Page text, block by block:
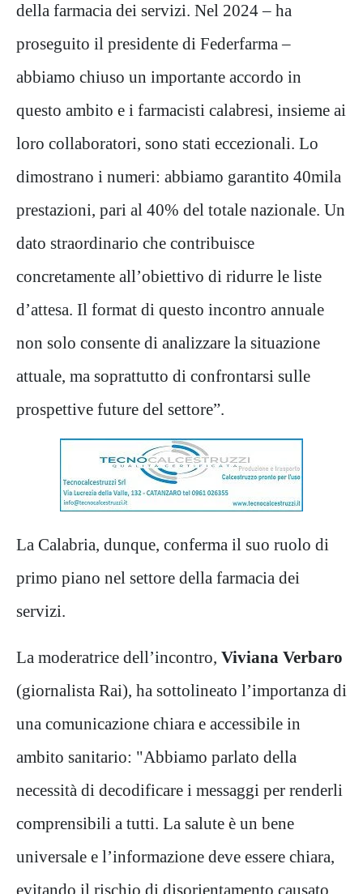
della farmacia dei servizi. Nel 2024 – ha
proseguito il presidente di Federfarma –
abbiamo chiuso un importante accordo in
questo ambito e i farmacisti calabresi, insieme ai
loro collaboratori, sono stati eccezionali. Lo
dimostrano i numeri: abbiamo garantito 40mila
prestazioni, pari al 40% del totale nazionale. Un
dato straordinario che contribuisce
concretamente all’obiettivo di ridurre le liste
d’attesa. Il format di questo incontro annuale
non solo consente di analizzare la situazione
attuale, ma soprattutto di confrontarsi sulle
prospettive future del settore”.
La Calabria, dunque, conferma il suo ruolo di
primo piano nel settore della farmacia dei
servizi.
La moderatrice dell’incontro, Viviana Verbaro
(giornalista Rai), ha sottolineato l’importanza di
una comunicazione chiara e accessibile in
ambito sanitario: "Abbiamo parlato della
necessità di decodificare i messaggi per renderli
comprensibili a tutti. La salute è un bene
universale e l’informazione deve essere chiara,
evitando il rischio di disorientamento causato